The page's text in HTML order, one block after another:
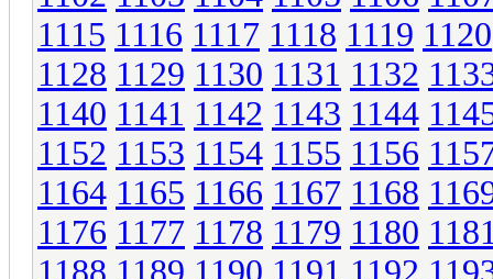
1115 1116 1117 1118 1119 1120
1128 1129 1130 1131 1132
1140 1141 1142 1143 1144
1152 1153 1154 1155 1156
1164 1165 1166 1167 1168
1176 1177 1178 1179 1180